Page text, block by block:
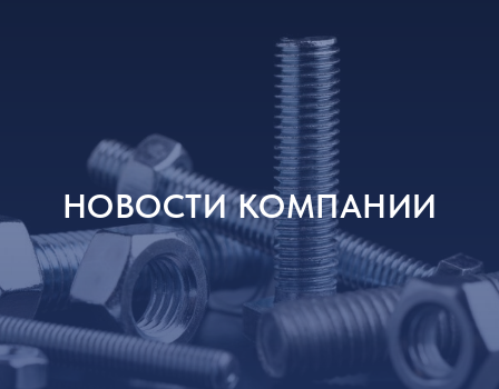
НОВОСТИ КОМПАНИИ